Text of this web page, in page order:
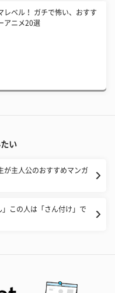
レベル！ ガチで怖い、おすす
アニメ20選
い
が主人公のおすすめマンガ
」この人は「さん付け」で